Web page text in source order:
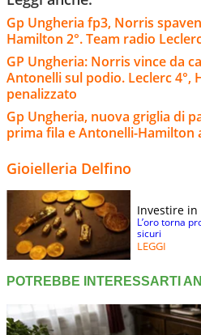
Gp Ungheria fp3, Norris
Hamilton 2°. Team radio
GP Ungheria: Norris vince da
Antonelli sul podio. Leclerc 4°,
penalizzato
Gp Ungheria, nuova griglia di
prima fila e Antonelli-Hamilton
Gioielleria Delfino
Investire in
L’oro torna
sicuri
LEGGI